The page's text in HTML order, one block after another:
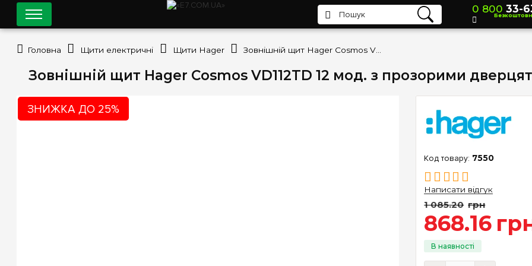
Зовнішній щит Hager Cosmos VD112TD 12 мод. з прозорими
ЗНИЖКА ДО 25%
7550
Написати відгук
1 085.20 грн
868.16
0 800 33-
Головна Щити електричні Щити Hager